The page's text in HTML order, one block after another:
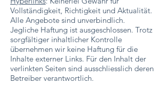
Vollständigkeit, Richtigkeit und Aktualität.
Alle Angebote sind unverbindlich.
Jegliche Haftung ist ausgeschlossen. Trotz
sorgfältiger inhaltlicher Kontrolle
übernehmen wir keine Haftung für die
Inhalte externer Links. Für den Inhalt der
verlinkten Seiten sind ausschliesslich deren
Betreiber verantwortlich.